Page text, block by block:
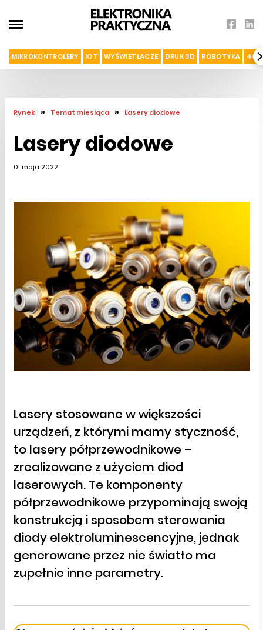
MIKROKONTROLERY IOT WYŚWIETLACZE DRUK 3D ROBOTYKA 4G I
Rynek » Temat miesiąca » Lasery diodowe
Lasery diodowe
01 maja 2022
Lasery stosowane w większości
urządzeń, z którymi mamy styczność,
to lasery półprzewodnikowe –
zrealizowane z użyciem diod
laserowych. Te komponenty
półprzewodnikowe przypominają swoją
konstrukcją i sposobem sterowania
diody elektroluminescencyjne, jednak
generowane przez nie światło ma
zupełnie inne parametry.